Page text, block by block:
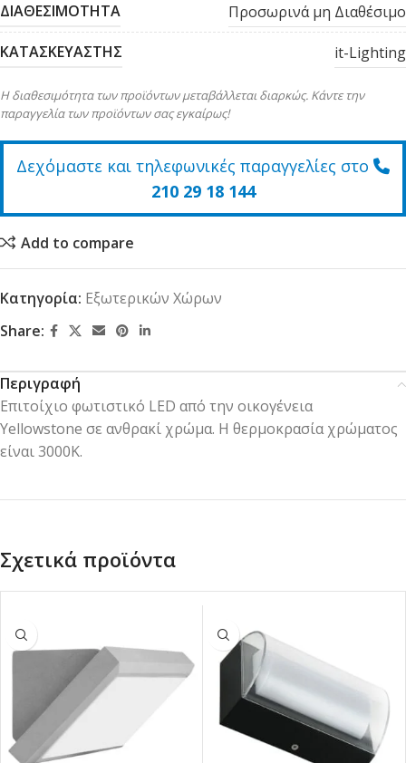
ΔΙΑΘΕΣΙΜΟΤΗΤΑ Προσωρινά μη Διαθέσιμο
ΚΑΤΑΣΚΕΥΑΣΤΗΣ it-Lighting
Η διαθεσιμότητα των προϊόντων μεταβάλλεται διαρκώς. Κάντε την
παραγγελία των προϊόντων σας εγκαίρως!
Δεχόμαστε και τηλεφωνικές παραγγελίες στο
210 29 18 144
Add to compare
Κατηγορία: Εξωτερικών Χώρων
Share:
Περιγραφή
Επιτοίχιο φωτιστικό LED από την οικογένεια
Yellowstone σε ανθρακί χρώμα. Η θερμοκρασία χρώματος
είναι 3000K.
Σχετικά προϊόντα